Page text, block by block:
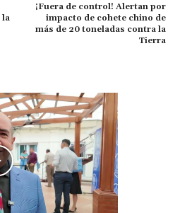
la
¡Fuera de control! Alertan por
impacto de cohete chino de
más de 20 toneladas contra la
Tierra